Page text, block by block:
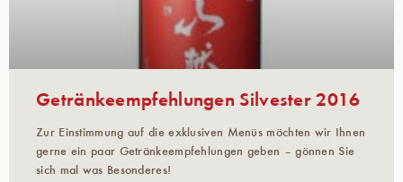
Getränkeempfehlungen Silvester 2016
Zur Einstimmung auf die exklusiven Menüs möchten wir Ihnen
gerne ein paar Getränkeempfehlungen geben – gönnen Sie
sich mal was Besonderes!